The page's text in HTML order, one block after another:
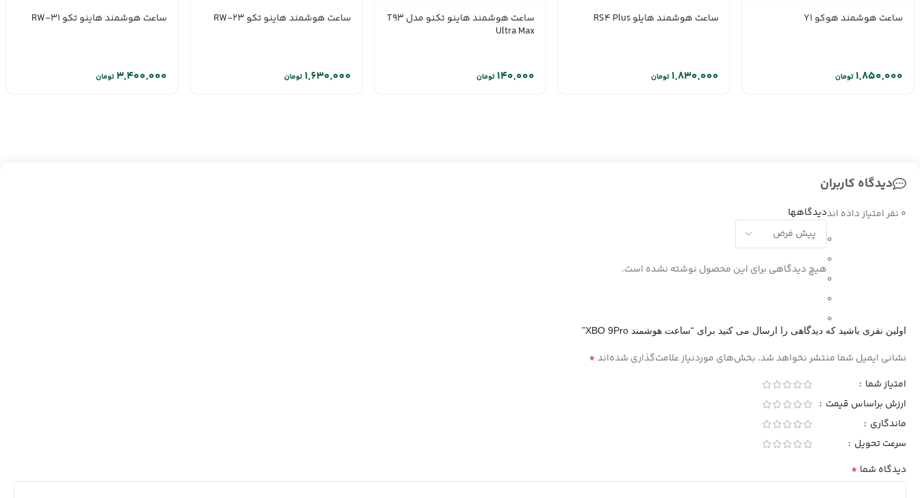
ساعت هوشمند هوکو Y1
تومان
ساعت هوشمند هایلو RS4 Plus
تومان
ساعت هوشمند هاینو تکنو مدل T93
Ultra Max
تومان
ساعت هوشمند هاینو تکو RW-23
تومان
ساعت هوشمند هاینو تکو RW-31
تومان
دیدگاه کاربران
0 نفر امتیاز داده اند
0
0
0
0
0
دیدگاهها
هیچ دیدگاهی برای این محصول نوشته نشده است.
اولین نفری باشید که دیدگاهی را ارسال می کنید برای “ساعت هوشمند XBO 9Pro”
نشانی ایمیل شما منتشر نخواهد شد. بخش‌های موردنیاز علامت‌گذاری شده‌اند*
امتیاز شما
ارزش براساس قیمت
ماندگاری
سرعت تحویل
دیدگاه شما *